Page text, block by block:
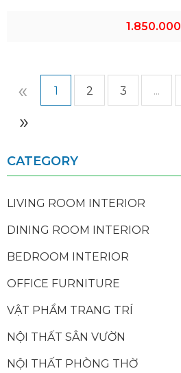
1.850.000
« 1 2 3 ...
»
CATEGORY
LIVING ROOM INTERIOR
DINING ROOM INTERIOR
BEDROOM INTERIOR
OFFICE FURNITURE
VẬT PHẨM TRANG TRÍ
NỘI THẤT SÂN VƯỜN
NỘI THẤT PHÒNG THỜ